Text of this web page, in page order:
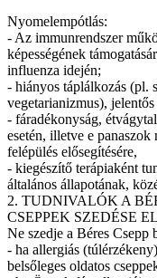
Nyomelempótlás:
- Az immunrendszer
képességének
influenza idején;
- hiányos táplálkozás (pl.
vegetarianizmus),
- fáradékonyság,
esetén, illetve e panaszok
felépülés elősegítésére,
- kiegészítő terápiaként
általános állapotának,
2. TUDNIVALÓK A
CSEPPEK SZEDÉSE
Ne szedje a Béres Csepp
- ha allergiás
belsőleges oldatos